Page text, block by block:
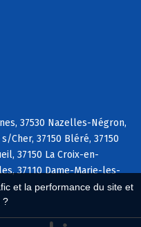
et la performance du site et
?
37530 Nazelles-Négron,
Cher, 37150 Bléré, 37150
37150 La Croix-en-
37110 Dame-Marie-les-